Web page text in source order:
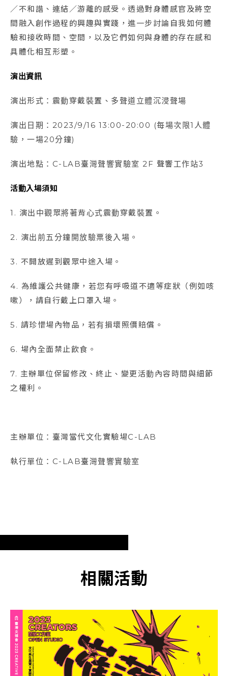
／不和諧、連結／游離的感受。透過對身體感官及將空
間融入創作過程的興趣與實踐，進一步討論自我如何體
驗和接收時間、空間，以及它們如何與身體的存在感和
具體化相互形塑。
演出資訊
演出形式：震動穿戴裝置、多聲道立體沉浸聲場
演出日期：2023/9/16 13:00-20:00 (每場次限1人體
驗，一場20分鐘)
演出地點：C-LAB臺灣聲響實驗室 2F 聲響工作站3
活動入場須知
1. 演出中觀眾將著背心式震動穿戴裝置。
2. 演出前五分鐘開放驗票後入場。
3. 不開放遲到觀眾中途入場。
4. 為維護公共健康，若您有呼吸道不適等症狀（例如咳
嗽），請自行戴上口罩入場。
5. 請珍惜場內物品，若有損壞照價賠償。
6. 場內全面禁止飲食。
7. 主辦單位保留修改、終止、變更活動內容時間與細節
之權利。
主辦單位：臺灣當代文化實驗場C-LAB
執行單位：C-LAB臺灣聲響實驗室
相關活動